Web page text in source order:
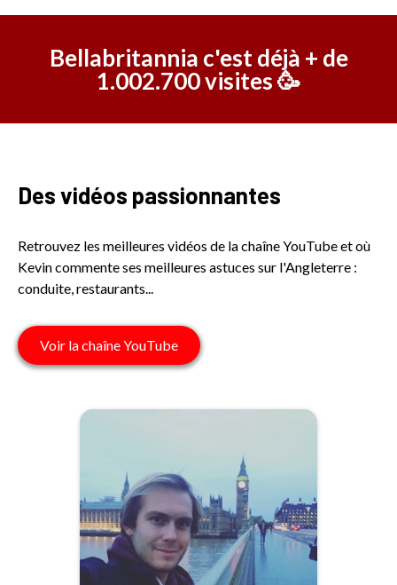
Bellabritannia c'est déjà + de
1.002.700 visites 🥳
Des vidéos passionnantes
Retrouvez les meilleures vidéos de la chaîne YouTube et où
Kevin commente ses meilleures astuces sur l'Angleterre :
conduite, restaurants...
Voir la chaîne YouTube